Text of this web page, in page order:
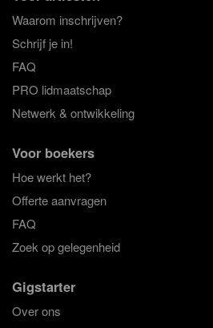
Waarom inschrijven?
Schrijf je in!
FAQ
PRO lidmaatschap
Netwerk & ontwikkeling
Voor boekers
Hoe werkt het?
Offerte aanvragen
FAQ
Zoek op gelegenheid
Gigstarter
Over ons